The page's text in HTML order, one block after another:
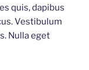
quis, dapibus
Vestibulum
Nulla eget